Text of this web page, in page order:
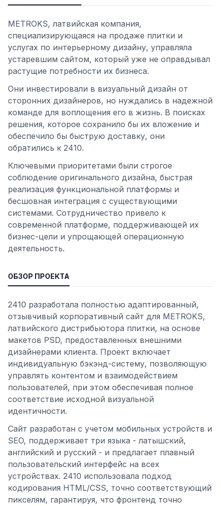
METROKS, латвийская компания,
специализирующаяся на продаже плитки и
услугах по интерьерному дизайну, управляла
устаревшим сайтом, который уже не оправдывал
растущие потребности их бизнеса.
Они инвестировали в визуальный дизайн от
сторонних дизайнеров, но нуждались в надежной
команде для воплощения его в жизнь. В поисках
решения, которое сохранило бы их вложение и
обеспечило бы быструю доставку, они
обратились к 2410.
Ключевыми приоритетами были строгое
соблюдение оригинального дизайна, быстрая
реализация функциональной платформы и
бесшовная интеграция с существующими
системами. Сотрудничество привело к
современной платформе, поддерживающей их
бизнес-цели и упрощающей операционную
деятельность.
ОБЗОР ПРОЕКТА
2410 разработала полностью адаптированный,
отзывчивый корпоративный сайт для METROKS,
латвийского дистрибьютора плитки, на основе
макетов PSD, предоставленных внешними
дизайнерами клиента. Проект включает
индивидуальную бэкэнд-систему, позволяющую
управлять контентом и взаимодействием
пользователей, при этом обеспечивая полное
соответствие исходной визуальной
идентичности.
Сайт разработан с учетом мобильных устройств и
SEO, поддерживает три языка - латышский,
английский и русский - и предлагает плавный
пользовательский интерфейс на всех
устройствах. 2410 использовала подход
кодирования HTML/CSS, точно соответствующий
пикселям, гарантируя, что фронтенд точно